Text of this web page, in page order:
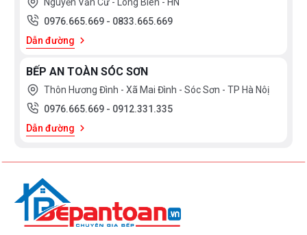
Nguyễn Văn Cừ - Long Biên - HN
0976.665.669 - 0833.665.669
Dẫn đường
BẾP AN TOÀN SÓC SƠN
Thôn Hương Đình - Xã Mai Đình - Sóc Sơn - TP Hà Nôị
0976.665.669 - 0912.331.335
Dẫn đường